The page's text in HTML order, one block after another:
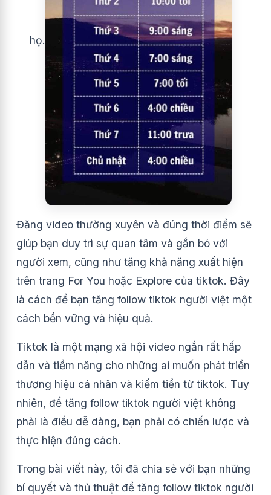
họ.
Đăng video thường xuyên và đúng thời điểm sẽ
giúp bạn duy trì sự quan tâm và gắn bó với
người xem, cũng như tăng khả năng xuất hiện
trên trang For You hoặc Explore của tiktok. Đây
là cách để bạn tăng follow tiktok người việt một
cách bền vững và hiệu quả.
Tiktok là một mạng xã hội video ngắn rất hấp
dẫn và tiềm năng cho những ai muốn phát triển
thương hiệu cá nhân và kiếm tiền từ tiktok. Tuy
nhiên, để tăng follow tiktok người việt không
phải là điều dễ dàng, bạn phải có chiến lược và
thực hiện đúng cách.
Trong bài viết này, tôi đã chia sẻ với bạn những
bí quyết và thủ thuật để tăng follow tiktok người